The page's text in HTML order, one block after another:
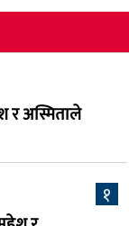
घनेन्द्र
अफ
र अस्मिताले
१